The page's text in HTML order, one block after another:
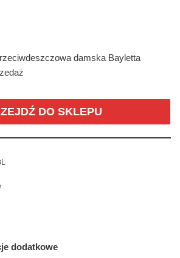
damska Bayletta
DO SKLEPU
dodatkowe